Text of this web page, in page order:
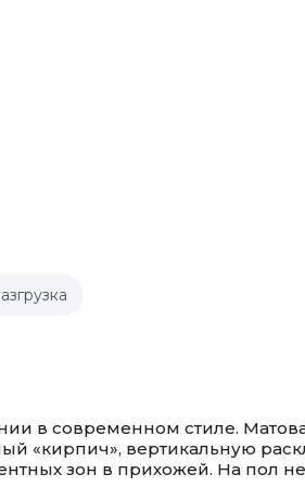
в современном стиле.
«кирпич», вертикальную
зон в прихожей. На пол не